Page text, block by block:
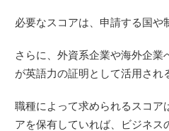
必要なスコアは、申請する国や
さらに、外資系企業や海外企業
が英語力の証明として活用され
職種によって求められるスコア
アを保有していれば、ビジネス